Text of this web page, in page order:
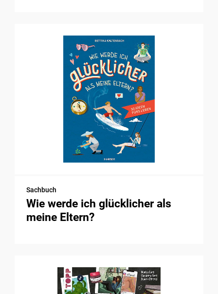
Sachbuch
Wie werde ich glücklicher als
meine Eltern?